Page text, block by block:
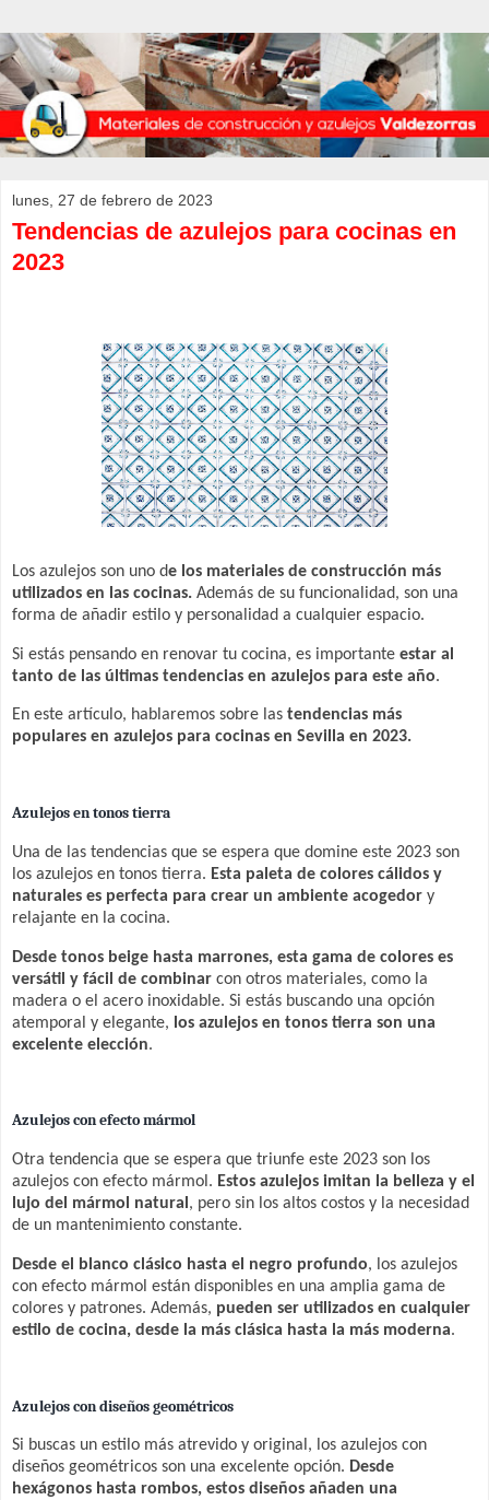
lunes, 27 de febrero de 2023
Tendencias de azulejos para cocinas en
2023
Los azulejos son uno de los materiales de construcción más
utilizados en las cocinas. Además de su funcionalidad, son una
forma de añadir estilo y personalidad a cualquier espacio.
Si estás pensando en renovar tu cocina, es importante estar al
tanto de las últimas tendencias en azulejos para este año.
En este artículo, hablaremos sobre las tendencias más
populares en azulejos para cocinas en Sevilla en 2023.
Azulejos en tonos tierra
Una de las tendencias que se espera que domine este 2023 son
los azulejos en tonos tierra. Esta paleta de colores cálidos y
naturales es perfecta para crear un ambiente acogedor y
relajante en la cocina.
Desde tonos beige hasta marrones, esta gama de colores es
versátil y fácil de combinar con otros materiales, como la
madera o el acero inoxidable. Si estás buscando una opción
atemporal y elegante, los azulejos en tonos tierra son una
excelente elección.
Azulejos con efecto mármol
Otra tendencia que se espera que triunfe este 2023 son los
azulejos con efecto mármol. Estos azulejos imitan la belleza y el
lujo del mármol natural , pero sin los altos costos y la necesidad
de un mantenimiento constante.
Desde el blanco clásico hasta el negro profundo, los azulejos
con efecto mármol están disponibles en una amplia gama de
colores y patrones. Además, pueden ser utilizados en cualquier
estilo de cocina, desde la más clásica hasta la más moderna.
Azulejos con diseños geométricos
Si buscas un estilo más atrevido y original, los azulejos con
diseños geométricos son una excelente opción. Desde
hexágonos hasta rombos, estos diseños añaden una